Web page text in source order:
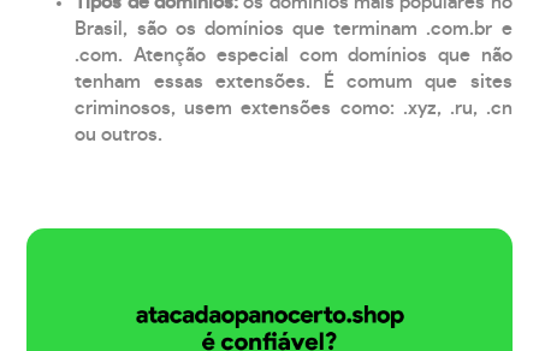
Brasil, são os domínios que terminam .com.br e
.com. Atenção especial com domínios que não
tenham essas extensões. É comum que sites
criminosos, usem extensões como: .xyz, .ru, .cn
ou outros.